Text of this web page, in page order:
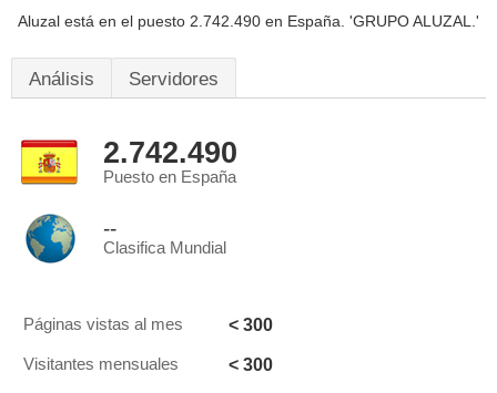
Aluzal está en el puesto 2.742.490 en España. 'GRUPO ALUZAL.'
Análisis Servidores
2.742.490
Puesto en España
--
Clasifica Mundial
Páginas vistas al mes < 300
Visitantes mensuales < 300